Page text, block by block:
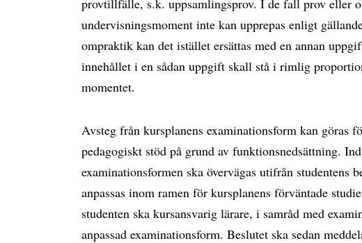
provtillfälle, s.k. uppsamlingsprov. I de fall prov eller
undervisningsmoment inte kan upprepas enligt
ompraktik kan det istället ersättas med en annan
innehållet i en sådan uppgift skall stå i rimlig
momentet.
Avsteg från kursplanens examinationsform kan göras
pedagogiskt stöd på grund av funktionsnedsättning.
examinationsformen ska övervägas utifrån studentens
anpassas inom ramen för kursplanens förväntade
studenten ska kursansvarig lärare, i samråd med
anpassad examinationsform. Beslutet ska sedan